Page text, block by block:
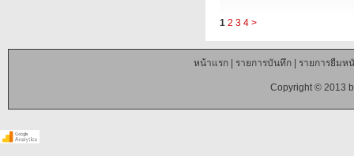
1 2 3 4 >
หน้าแรก| รายการบันทึก| รายการยืมห
Copyright © 2013